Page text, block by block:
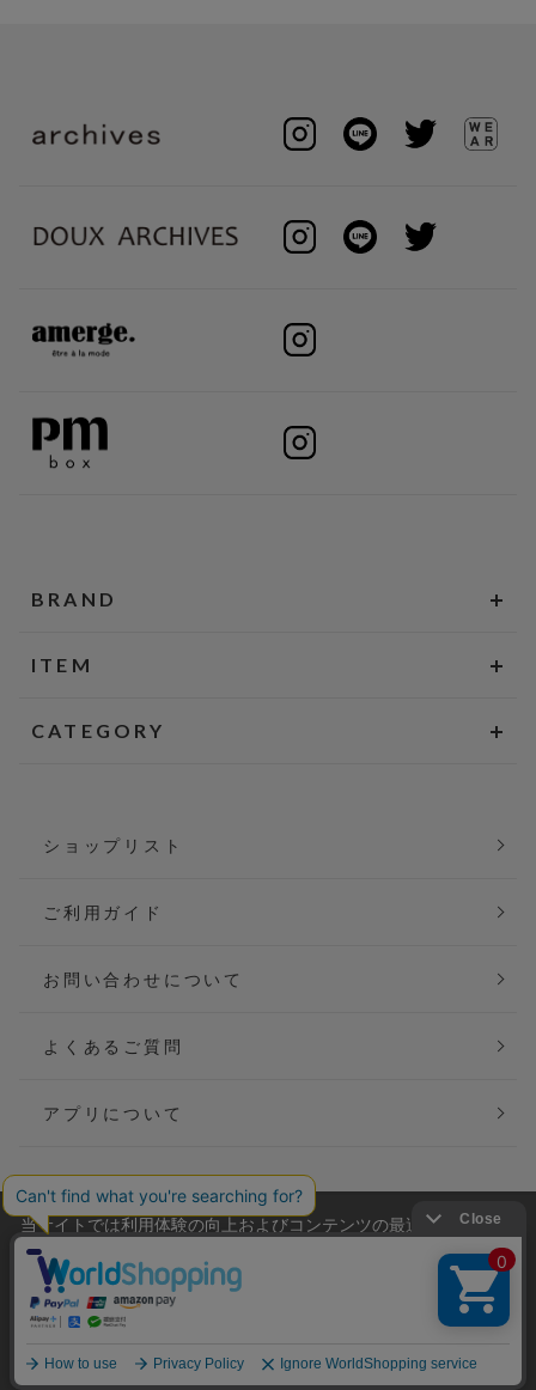
BRAND
ITEM
CATEGORY
ショップリスト
ご利用ガイド
お問い合わせについて
よくあるご質問
アプリについて
会社概要
ご利用規約
当サイトでは利用体験の向上およびコンテンツの最適な提供、ト
ラフィックの分析を目的としてCookieを使用しています。
サイトの閲覧を継続された場合、Cookieの利用に同意したことも
のといたします。
詳細については
をご確認ください。
承諾する